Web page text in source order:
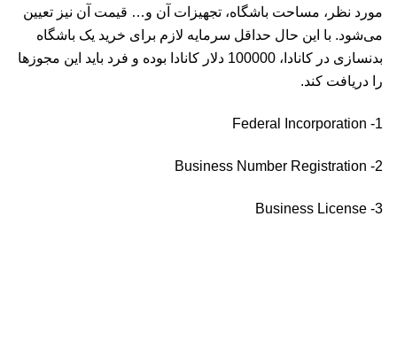
مورد نظر، مساحت باشگاه، تجهیزات آن و… قیمت آن نیز تعیین
می‌شود. با این حال حداقل سرمایه لازم برای خرید یک باشگاه
بدنسازی در کانادا، 100000 دلار کانادا بوده و فرد باید این مجوزها
را دریافت کند.